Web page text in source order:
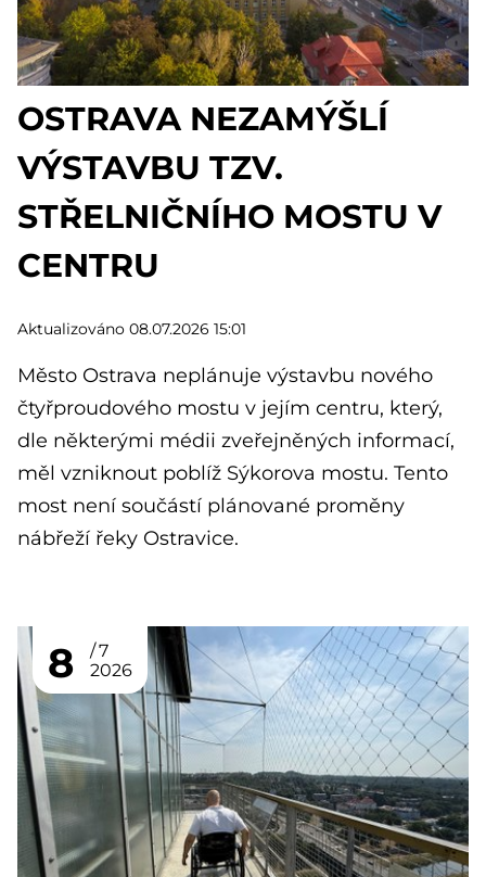
OSTRAVA NEZAMÝŠLÍ
VÝSTAVBU TZV.
STŘELNIČNÍHO MOSTU V
CENTRU
Aktualizováno 08.07.2026 15:01
Město Ostrava neplánuje výstavbu nového
čtyřproudového mostu v jejím centru, který,
dle některými médii zveřejněných informací,
měl vzniknout poblíž Sýkorova mostu. Tento
most není součástí plánované proměny
nábřeží řeky Ostravice.
8
7
2026